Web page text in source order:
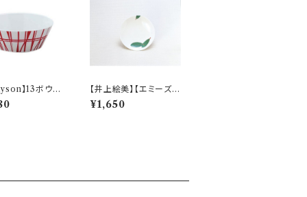
】13ボウル
【コロナ】
【井上絵美】【エミーズ】1
9.5プレート【ベイリー
フ】AM20-1-T22
¥1,650